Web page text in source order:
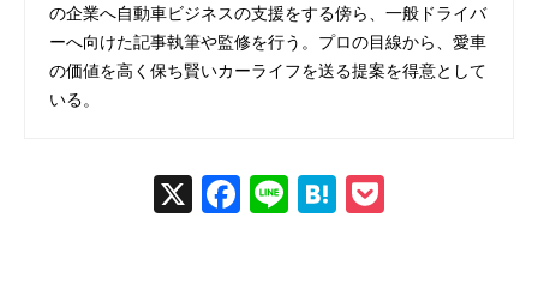
の企業へ自動車ビジネスの支援をする傍ら、一般ドライバ
ーへ向けた記事執筆や監修を行う。プロの目線から、愛車
の価値を高く保ち賢いカーライフを送る提案を得意として
いる。
X
Fac
Line
Hat